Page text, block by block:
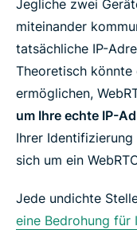
Jegliche zwei
miteinander
tatsächliche IP-
Theoretisch
ermöglichen,
um Ihre echte IP-
Ihrer
sich um ein
Jede undichte
eine Bedrohung für